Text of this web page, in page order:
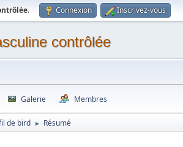
. Connexion Inscrivez-vous
Galerie Membres
de bird ► Résumé